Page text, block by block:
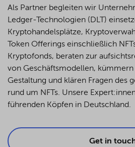
Als Partner begleiten wir
Ledger-Technologien (DLT)
Kryptohandelsplätze,
Token Offerings einschließlich
Kryptofonds, beraten zur
von Geschäftsmodellen,
Gestaltung und klären Fragen des
rund um NFTs. Unsere
führenden Köpfen in Deutschland.
Get in